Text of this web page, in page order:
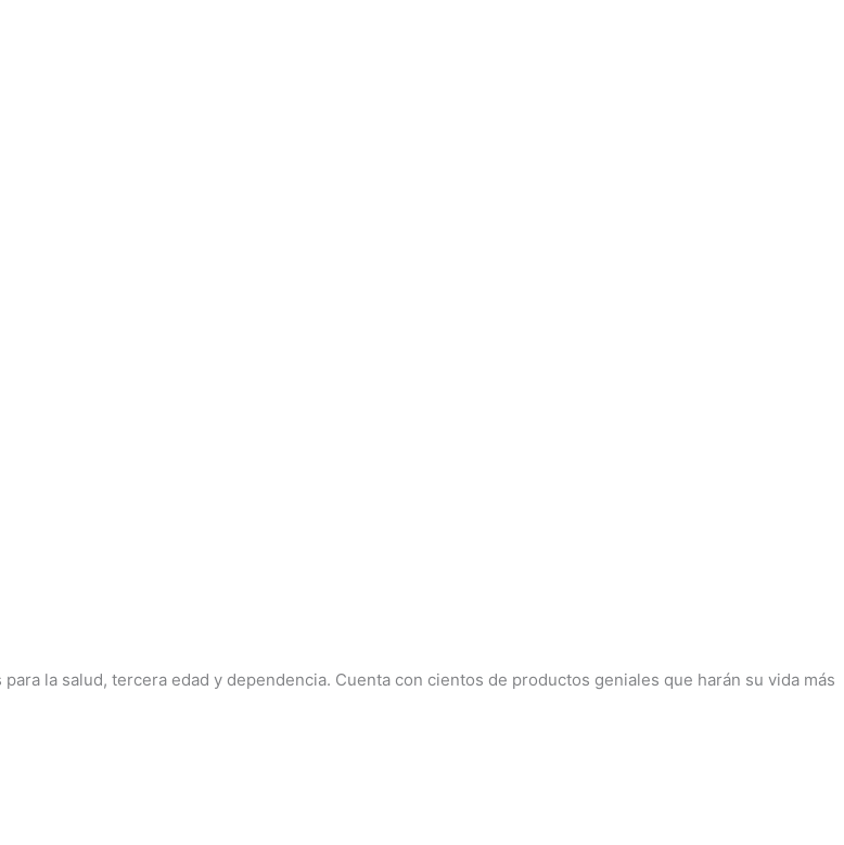
la salud, tercera edad y dependencia. Cuenta con cientos de productos geniales que harán su vida más